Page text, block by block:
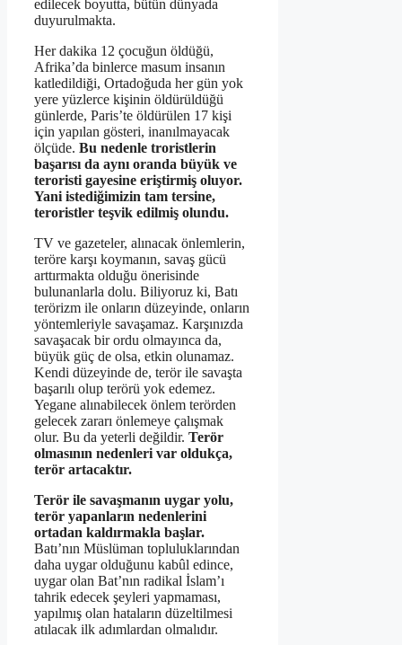
edilecek boyutta, bütün dünyada
duyurulmakta.
Her dakika 12 çocuğun öldüğü,
Afrika’da binlerce masum insanın
katledildiği, Ortadoğuda her gün yok
yere yüzlerce kişinin öldürüldüğü
günlerde, Paris’te öldürülen 17 kişi
için yapılan gösteri, inanılmayacak
ölçüde. Bu nedenle troristlerin
başarısı da aynı oranda büyük ve
teroristi gayesine eriştirmiş oluyor.
Yani istediğimizin tam tersine,
teroristler teşvik edilmiş olundu.
TV ve gazeteler, alınacak önlemlerin,
teröre karşı koymanın, savaş gücü
arttırmakta olduğu önerisinde
bulunanlarla dolu. Biliyoruz ki, Batı
terörizm ile onların düzeyinde, onların
yöntemleriyle savaşamaz. Karşınızda
savaşacak bir ordu olmayınca da,
büyük güç de olsa, etkin olunamaz.
Kendi düzeyinde de, terör ile savaşta
başarılı olup terörü yok edemez.
Yegane alınabilecek önlem terörden
gelecek zararı önlemeye çalışmak
olur. Bu da yeterli değildir. Terör
olmasının nedenleri var oldukça,
terör artacaktır.
Terör ile savaşmanın uygar yolu,
terör yapanların nedenlerini
ortadan kaldırmakla başlar.
Batı’nın Müslüman topluluklarından
daha uygar olduğunu kabûl edince,
uygar olan Bat’nın radikal İslam’ı
tahrik edecek şeyleri yapmaması,
yapılmış olan hataların düzeltilmesi
atılacak ilk adımlardan olmalıdır.